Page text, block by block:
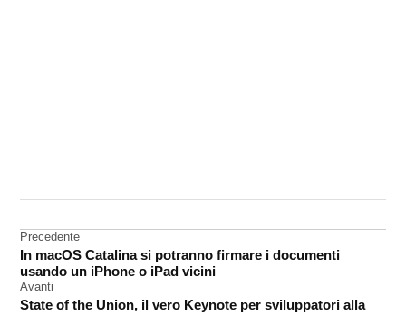
Drone
Navigazione
articoli
Precedente
In macOS Catalina si potranno firmare i documenti
usando un iPhone o iPad vicini
Avanti
State of the Union, il vero Keynote per sviluppatori alla